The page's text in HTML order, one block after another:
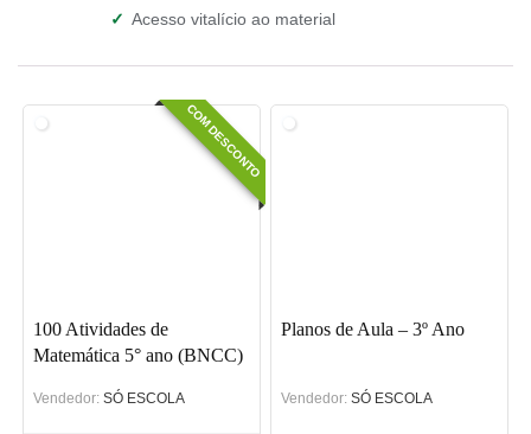
✓ Acesso vitalício ao material
COM DESCONTO
100 Atividades de
Matemática 5° ano (BNCC)
Vendedor: SÓ ESCOLA
Planos de Aula – 3º Ano
Vendedor: SÓ ESCOLA